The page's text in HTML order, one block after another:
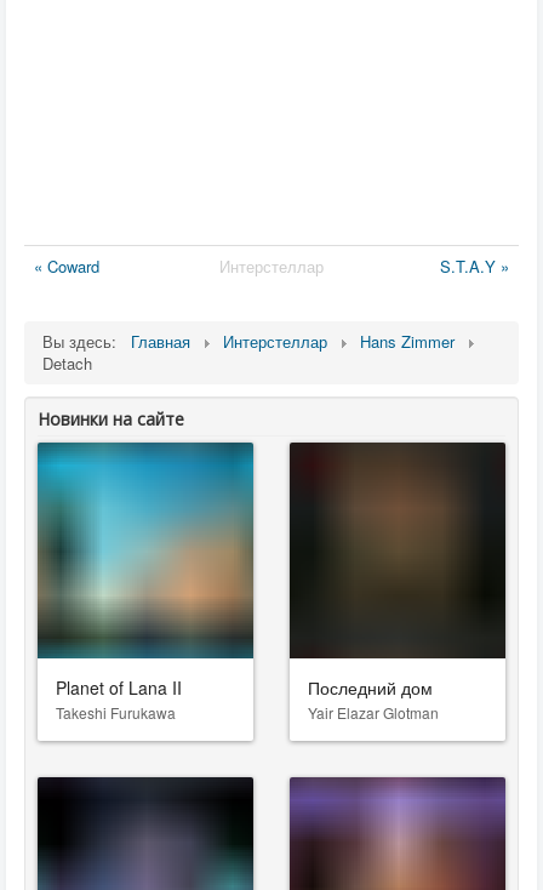
« Coward Интерстеллар S.T.A.Y »
Вы здесь: Главная Интерстеллар
Hans Zimmer
Detach
Новинки на сайте
Planet of Lana II
Takeshi Furukawa
Последний дом
Yair Elazar Glotman